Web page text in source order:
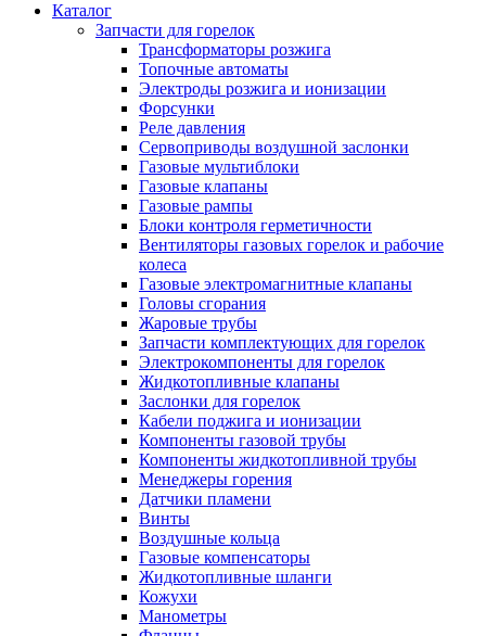
Каталог
Запчасти для горелок
Трансформаторы розжига
Топочные автоматы
Электроды розжига и ионизации
Форсунки
Реле давления
Сервоприводы воздушной заслонки
Газовые мультиблоки
Газовые клапаны
Газовые рампы
Блоки контроля герметичности
Вентиляторы газовых горелок и рабочие
колеса
Газовые электромагнитные клапаны
Головы сгорания
Жаровые трубы
Запчасти комплектующих для горелок
Электрокомпоненты для горелок
Жидкотопливные клапаны
Заслонки для горелок
Кабели поджига и ионизации
Компоненты газовой трубы
Компоненты жидкотопливной трубы
Менеджеры горения
Датчики пламени
Винты
Воздушные кольца
Газовые компенсаторы
Жидкотопливные шланги
Кожухи
Манометры